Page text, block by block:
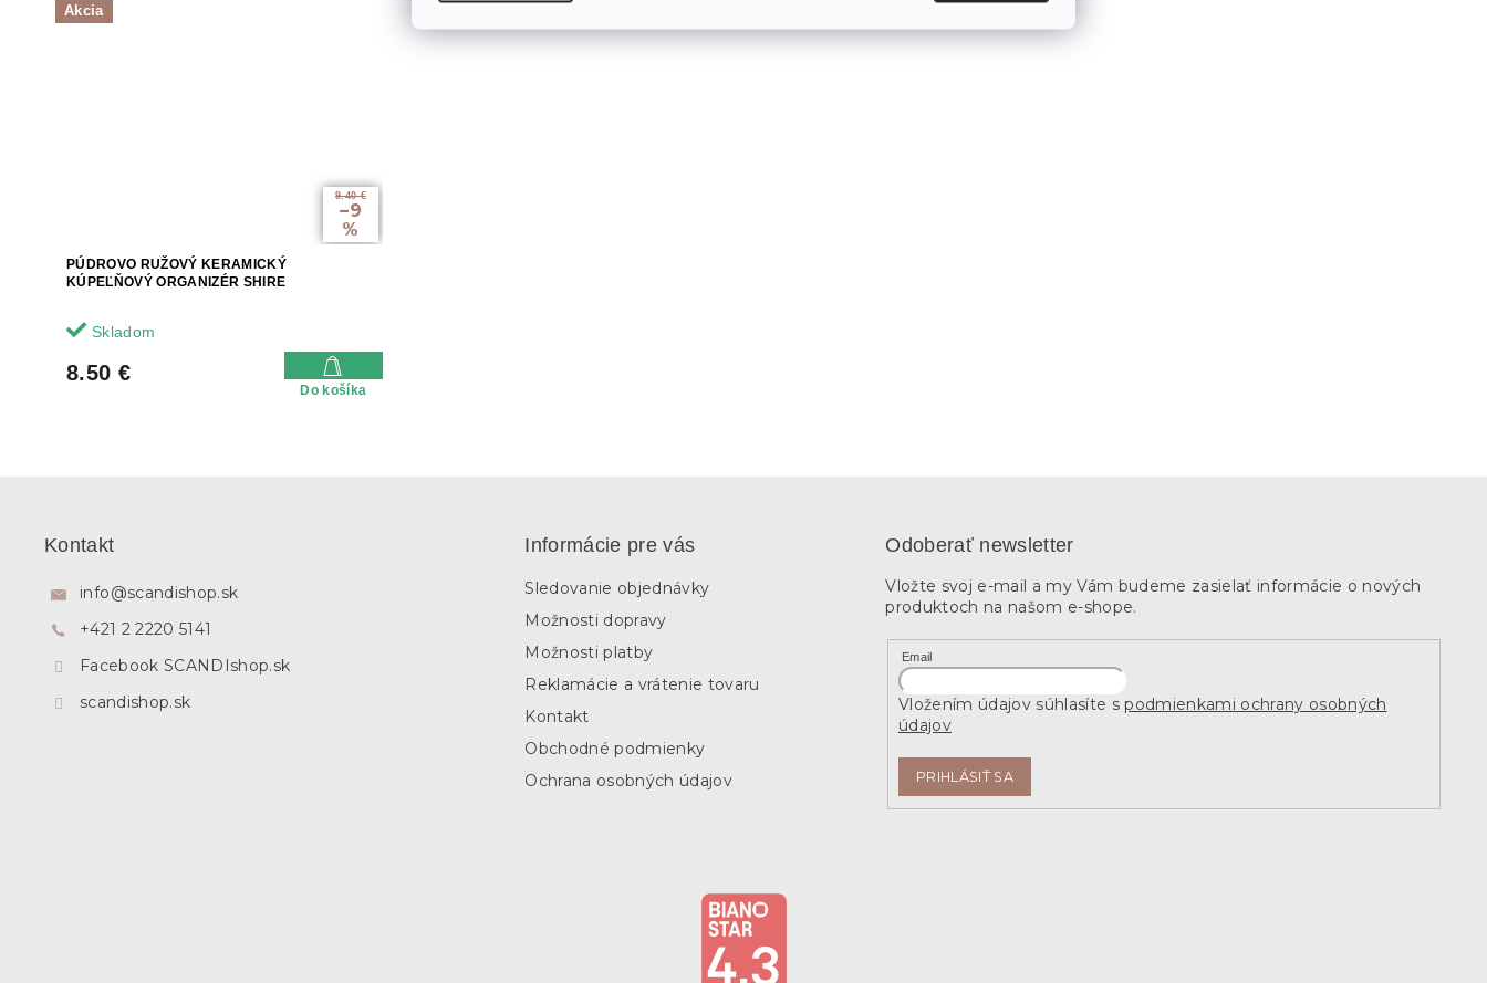
Akcia
9.40 €
–9
%
PÚDROVO RUŽOVÝ KERAMICKÝ
KÚPEĽŇOVÝ ORGANIZÉR SHIRE
Skladom
8.50 €
Do košíka
Kontakt
info@scandishop.sk
+421 2 2220 5141
Facebook SCANDIshop.sk
scandishop.sk
Informácie pre vás
Sledovanie objednávky
Možnosti dopravy
Možnosti platby
Reklamácie a vrátenie tovaru
Kontakt
Obchodné podmienky
Ochrana osobných údajov
Odoberať newsletter
Vložte svoj e-mail a my Vám budeme zasielať informácie o nových
produktoch na našom e-shope.
Email
Vložením údajov súhlasíte spodmienkami ochrany osobných
údajov
PRIHLÁSIŤ SA